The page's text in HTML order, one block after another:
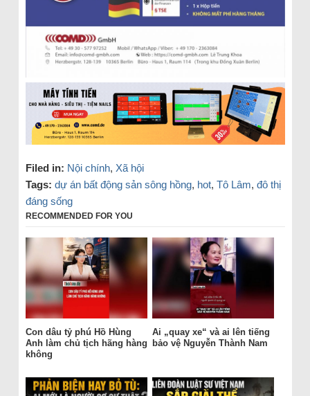
Filed in: Nội chính, Xã hội
Tags: dự án bất động sản sông hồng, hot, Tô Lâm, đô thị
đáng sống
RECOMMENDED FOR YOU
Con dâu tỷ phú Hồ Hùng
Anh làm chủ tịch hãng hàng
không
Ai „quay xe“ và ai lên tiếng
bảo vệ Nguyễn Thành Nam